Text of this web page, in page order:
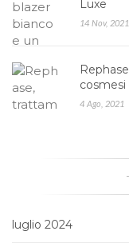
Luxe
14 Nov, 2021
cosmesi
4 Ago, 2021
luglio 2024